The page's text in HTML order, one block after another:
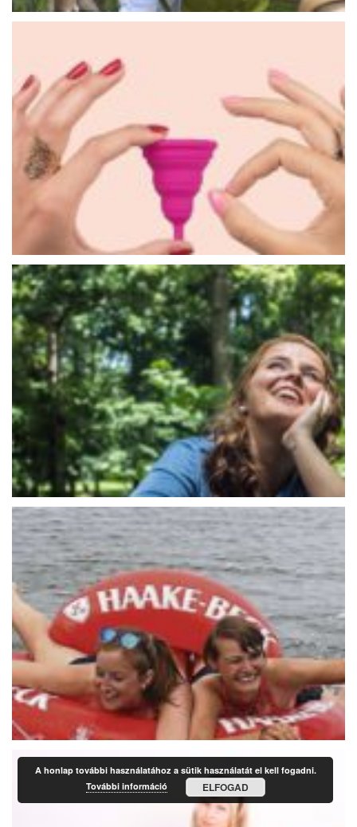
A honlap további használatához a sütik használatát el kell fogadni.
További információ
ELFOGAD